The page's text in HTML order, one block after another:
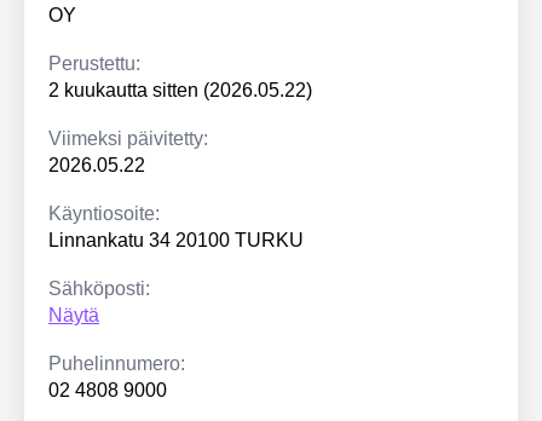
OY
Perustettu:
2 kuukautta sitten (2026.05.22)
Viimeksi päivitetty:
2026.05.22
Käyntiosoite:
Linnankatu 34 20100 TURKU
Sähköposti:
Näytä
Puhelinnumero:
02 4808 9000